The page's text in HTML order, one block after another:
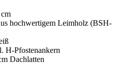
hochwertigem Leimholz (BSH-
H-Pfostenankern
Dachlatten